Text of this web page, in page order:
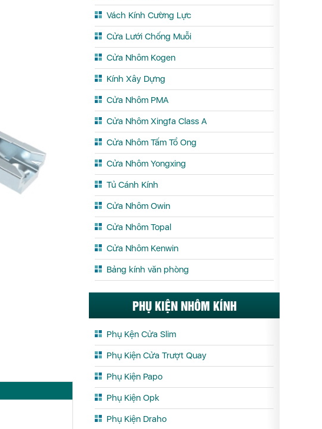
Vách Kính Cường Lực
Cửa Lưới Chống Muỗi
Cửa Nhôm Kogen
Kính Xây Dựng
Cửa Nhôm PMA
Cửa Nhôm Xingfa Class A
Cửa Nhôm Tấm Tổ Ong
Cửa Nhôm Yongxing
Tủ Cánh Kính
Cửa Nhôm Owin
Cửa Nhôm Topal
Cửa Nhôm Kenwin
Bảng kính văn phòng
PHỤ KIỆN NHÔM KÍNH
Phụ Kện Cửa Slim
Phụ Kiện Cửa Trượt Quay
Phụ Kiện Papo
Phụ Kiện Opk
Phụ Kiện Draho